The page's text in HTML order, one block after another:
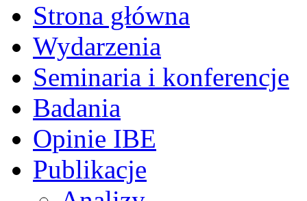
Strona główna
Wydarzenia
Seminaria i konferencje
Badania
Opinie IBE
Publikacje